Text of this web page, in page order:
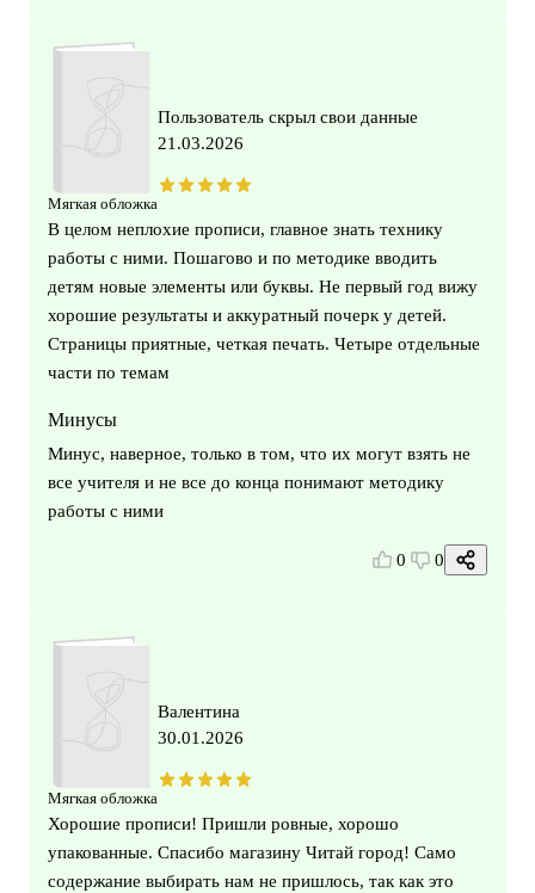
Мягкая обложка
Пользователь скрыл свои данные
21.03.2026
В целом неплохие прописи, главное знать технику
работы с ними. Пошагово и по методике вводить
детям новые элементы или буквы. Не первый год вижу
хорошие результаты и аккуратный почерк у детей.
Страницы приятные, четкая печать. Четыре отдельные
части по темам
Минусы
Минус, наверное, только в том, что их могут взять не
все учителя и не все до конца понимают методику
работы с ними
0 0
Мягкая обложка
Валентина
30.01.2026
Хорошие прописи! Пришли ровные, хорошо
упакованные. Спасибо магазину Читай город! Само
содержание выбирать нам не пришлось, так как это